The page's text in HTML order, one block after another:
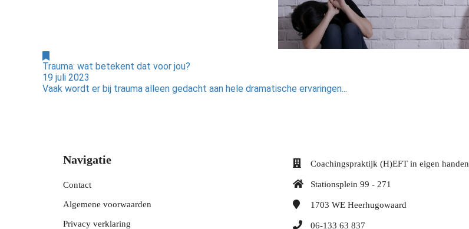
Trauma: wat betekent dat voor jou?
19 juli 2023
Vaak wordt er bij trauma alleen gedacht aan hele dramatische ervaringen...
Navigatie
Contact
Algemene voorwaarden
Privacy verklaring
Coachingspraktijk (H)EFT in eigen handen
Stationsplein 99 - 271
1703 WE Heerhugowaard
06-133 63 837